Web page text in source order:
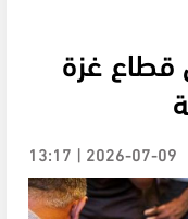
في قطاع غزة
2026-07-09 | 13:17